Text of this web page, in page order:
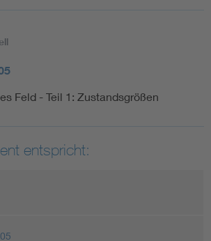
Feld - Teil 1: Zustandsgrößen
entspricht: